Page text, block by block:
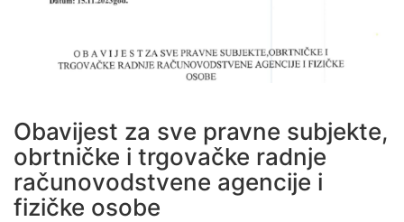
Obavijest za sve pravne subjekte,
obrtničke i trgovačke radnje
računovodstvene agencije i
fizičke osobe